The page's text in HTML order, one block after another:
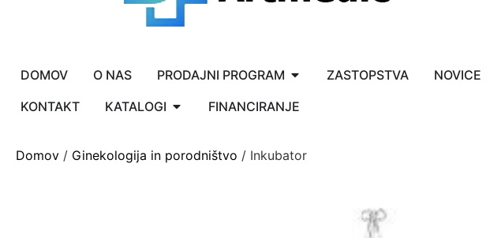
DOMOV O NAS PRODAJNI PROGRAM ZASTOPSTVA
NOVICE
KONTAKT
KATALOGI FINANCIRANJE
Domov / Ginekologija in porodništvo / Inkubator